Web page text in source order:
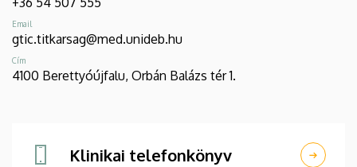
Email
gtic.titkarsag@med.unideb.hu
Cím
4100 Berettyóújfalu, Orbán Balázs tér 1.
Klinikai telefonkönyv